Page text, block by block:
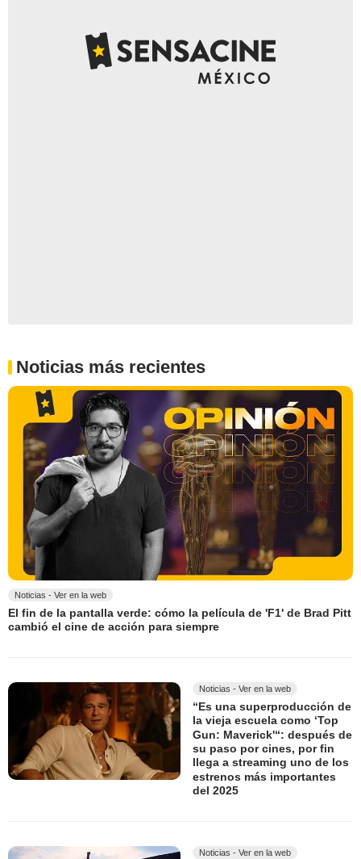
Noticias más recientes
Noticias - Ver en la web
El fin de la pantalla verde: cómo la película de 'F1' de Brad Pitt
cambió el cine de acción para siempre
Noticias - Ver en la web
“Es una superproducción de
la vieja escuela como ‘Top
Gun: Maverick'“: después de
su paso por cines, por fin
llega a streaming uno de los
estrenos más importantes
del 2025
Noticias - Ver en la web